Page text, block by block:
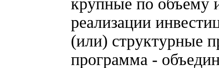
крупные по объему
реализации
(или) структурные
программа -